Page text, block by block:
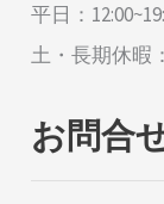
平日：
土・長期休暇
お問合